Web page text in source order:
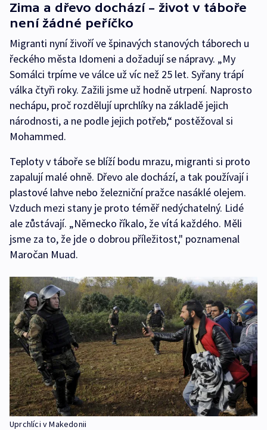
Zima a dřevo dochází – život v táboře
není žádné peříčko
Migranti nyní živoří ve špinavých stanových táborech u
řeckého města Idomeni a dožadují se nápravy. „My
Somálci trpíme ve válce už víc než 25 let. Syřany trápí
válka čtyři roky. Zažili jsme už hodně utrpení. Naprosto
nechápu, proč rozdělují uprchlíky na základě jejich
národnosti, a ne podle jejich potřeb,“ postěžoval si
Mohammed.
Teploty v táboře se blíží bodu mrazu, migranti si proto
zapalují malé ohně. Dřevo ale dochází, a tak používají i
plastové lahve nebo železniční pražce nasáklé olejem.
Vzduch mezi stany je proto téměř nedýchatelný. Lidé
ale zůstávají. „Německo říkalo, že vítá každého. Měli
jsme za to, že jde o dobrou příležitost," poznamenal
Maročan Muad.
Uprchlíci v Makedonii